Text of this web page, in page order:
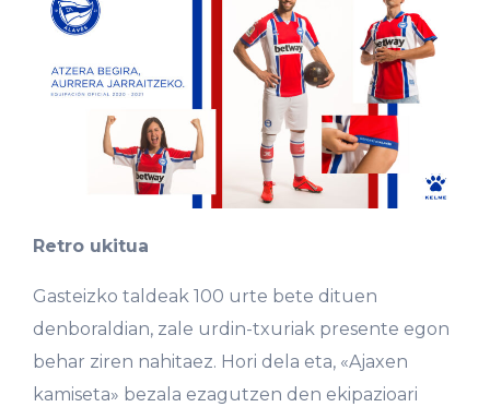
Retro ukitua
Gasteizko taldeak 100 urte bete dituen
denboraldian, zale urdin-txuriak presente egon
behar ziren nahitaez. Hori dela eta, «Ajaxen
kamiseta» bezala ezagutzen den ekipazioari